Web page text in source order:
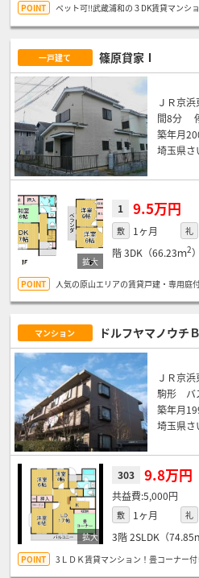
ペット可!!武蔵浦和の３DK賃貸マンシ
一戸建て 篠原貸家Ⅰ
ＪＲ京
間8分
築年月
埼玉県
1 9.5万円
敷 1ヶ月 礼
階3DK（66.23ｍ2）
人気の原山エリアの賃貸戸建・専用庭
マンション ドルフヤマノウチＢ
ＪＲ京
駒形 バ
築年月
埼玉県さ
303 9.8万円
5,000円
敷 1ヶ月 礼
3階2SLDK（74.85
3ＬＤＫ賃貸マンション！畳コーナー付